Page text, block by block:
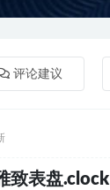
评论建议
致表盘.clock